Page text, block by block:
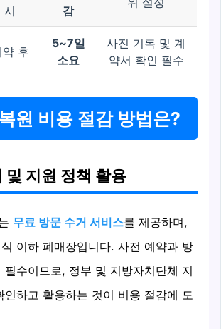
시
감
약 후
5~7일
소요
사진 기록 및 계
약서 확인 필수
원 비용 절감 방법은?
및 지원 정책 활용
무료 방문 수거 서비스를 제공하며,
이하 폐매장입니다. 사전 예약과 방
필수이므로, 정부 및 지방자치단체 지
인하고 활용하는 것이 비용 절감에 도